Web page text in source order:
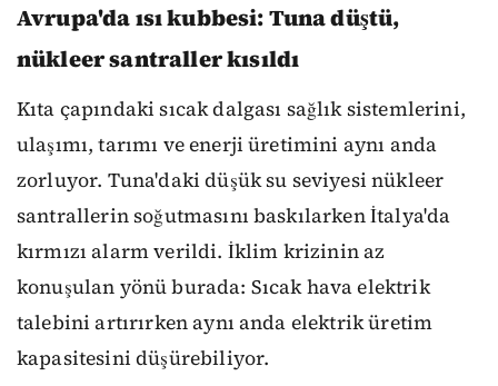
Avrupa'da ısı kubbesi: Tuna düştü,
nükleer santraller kısıldı
Kıta çapındaki sıcak dalgası sağlık sistemlerini,
ulaşımı, tarımı ve enerji üretimini aynı anda
zorluyor. Tuna'daki düşük su seviyesi nükleer
santrallerin soğutmasını baskılarken İtalya'da
kırmızı alarm verildi. İklim krizinin az
konuşulan yönü burada: Sıcak hava elektrik
talebini artırırken aynı anda elektrik üretim
kapasitesini düşürebiliyor.